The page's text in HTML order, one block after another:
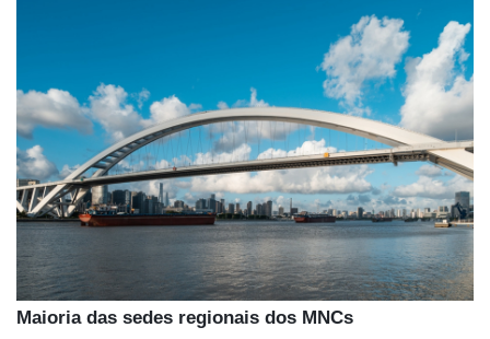
Maioria das sedes regionais dos MNCs